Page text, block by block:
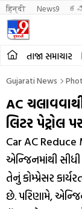
हिन्दी News9
તાજા સમાચાર
Gujarati News
AC
લિટર પેટ્રોલ
Car AC Reduce
એન્જિનમાંથી
તેનું કોમ્પ્રેસર
છે. પરિણામે,